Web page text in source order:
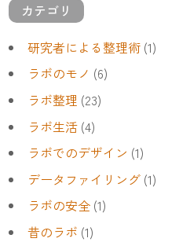
カテゴリ
研究者による整理術(1)
ラボのモノ (6)
ラボ整理 (23)
ラボ生活(4)
ラボでのデザイン (1)
データファイリング(1)
ラボの安全(1)
昔のラボ (1)